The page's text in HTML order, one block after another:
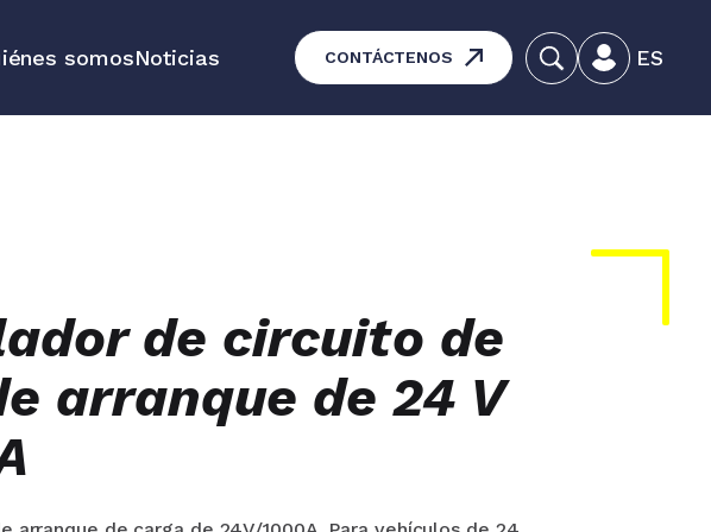
educativas - Mantenimiento de
somosNoticias CONTÁCTENOS ES
de circuito de
arranque de 24 V